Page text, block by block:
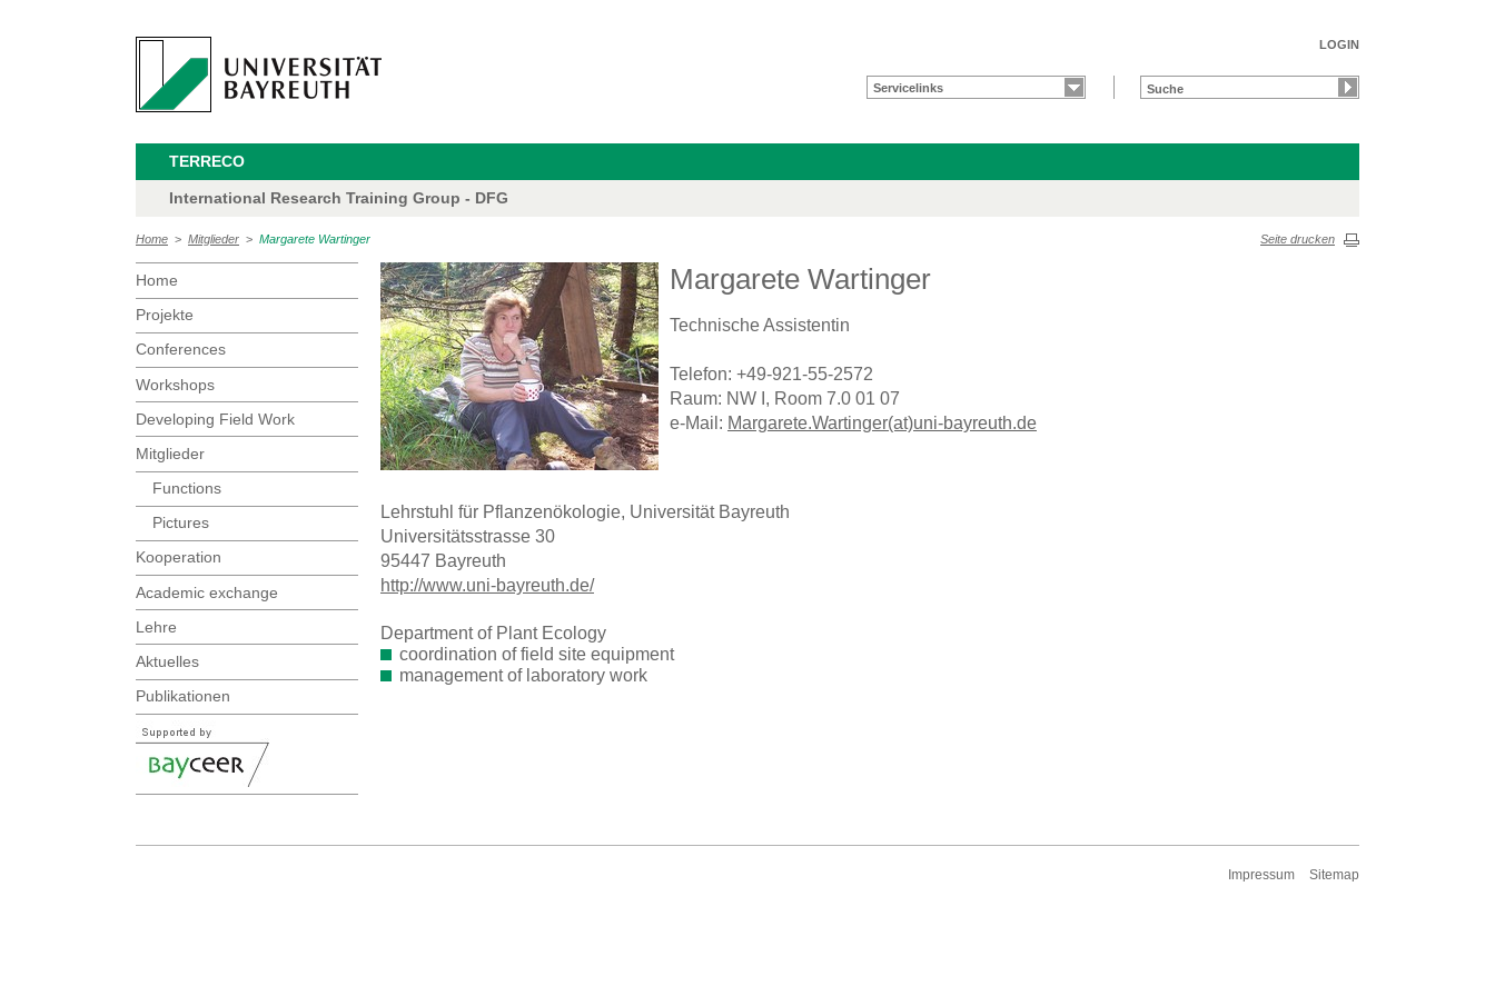
LOGIN
Servicelinks
TERRECO
International Research Training Group - DFG
Home > Mitglieder > Margarete Wartinger Seite drucken
Home
Projekte
Conferences
Workshops
Developing Field Work
Mitglieder
Functions
Pictures
Kooperation
Academic exchange
Lehre
Aktuelles
Publikationen
Margarete Wartinger
Technische Assistentin
Telefon: +49-921-55-2572
Raum: NW I, Room 7.0 01 07
e-Mail: Margarete.Wartinger(at)uni-bayreuth.de
Lehrstuhl für Pflanzenökologie, Universität Bayreuth
Universitätsstrasse 30
95447 Bayreuth
http://www.uni-bayreuth.de/
Department of Plant Ecology
coordination of field site equipment
management of laboratory work
Impressum Sitemap